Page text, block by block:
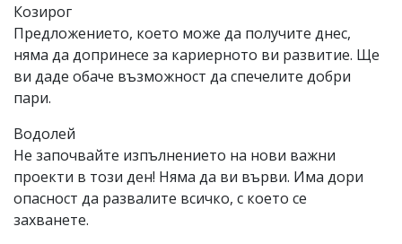
Козирог
Предложението, което може да получите днес,
няма да допринесе за кариерното ви развитие. Ще
ви даде обаче възможност да спечелите добри
пари.
Водолей
Не започвайте изпълнението на нови важни
проекти в този ден! Няма да ви върви. Има дори
опасност да развалите всичко, с което се
захванете.